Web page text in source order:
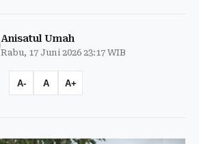
Anisatul Umah
Rabu, 17 Juni 2026 23:17 WIB
A- A A+